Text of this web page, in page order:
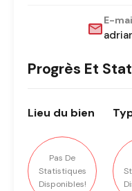
E-
Progrès Et
Lieu du bien
Pas De
Statistiques
Disponibles!